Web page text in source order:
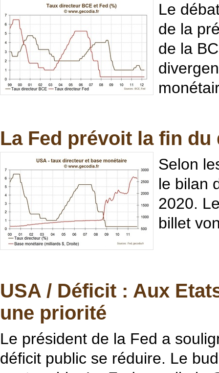
Le
de la
de la
La Fed prévoit la fin du
Selon
le bilan
2020.
billet
USA / Déficit : Aux
une priorité
Le président de la Fed a
déficit public se réduire. Le